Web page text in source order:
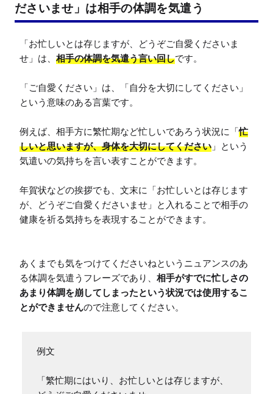
ださいませ」は相手の体調を気遣う
「お忙しいとは存じますが、どうぞご自愛くださいま
せ」は、 相手の体調を気遣う言い回しです。
「ご自愛ください」は、「自分を大切にしてください」
という意味のある言葉です。
例えば、相手方に繁忙期など忙しいであろう状況に「忙
しいと思いますが、身体を大切にしてください 」という
気遣いの気持ちを言い表すことができます。
年賀状などの挨拶でも、文末に「お忙しいとは存じます
が、どうぞご自愛くださいませ」と入れることで相手の
健康を祈る気持ちを表現することができます。
あくまでも気をつけてくださいねというニュアンスのあ
る体調を気遣うフレーズであり、 相手がすでに忙しさの
あまり体調を崩してしまったという状況では使用するこ
とができませんので注意してください。
例文
「繁忙期にはいり、お忙しいとは存じますが、